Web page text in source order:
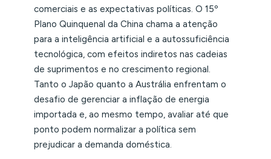
comerciais e as expectativas políticas. O 15º
Plano Quinquenal da China chama a atenção
para a inteligência artificial e a autossuficiência
tecnológica, com efeitos indiretos nas cadeias
de suprimentos e no crescimento regional.
Tanto o Japão quanto a Austrália enfrentam o
desafio de gerenciar a inflação de energia
importada e, ao mesmo tempo, avaliar até que
ponto podem normalizar a política sem
prejudicar a demanda doméstica.